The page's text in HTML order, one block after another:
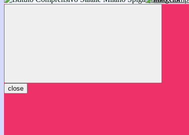
inizieranno il 14 settembre 2026: vi aspettiamo!
close